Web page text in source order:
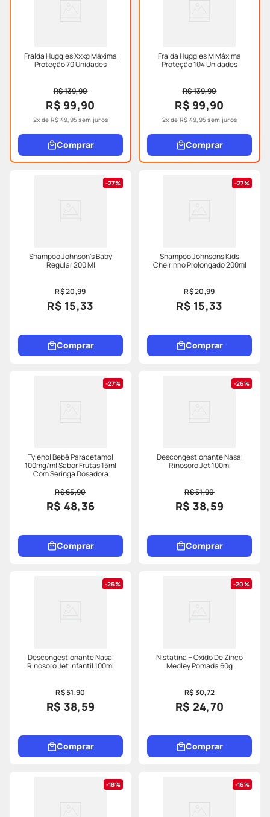
Fralda Huggies Xxxg Máxima
Proteção 70 Unidades
R$ 139,90
R$ 99,90
2x de R$ 49,95sem juros
Comprar
Fralda Huggies M Máxima
Proteção 104 Unidades
R$ 139,90
R$ 99,90
2x de R$ 49,95sem juros
Comprar
27%
Shampoo Johnson's Baby
Regular 200 Ml
R$ 20,99
R$ 15,33
Comprar
27%
Shampoo Johnsons Kids
Cheirinho Prolongado 200ml
R$ 20,99
R$ 15,33
Comprar
27%
Tylenol Bebê Paracetamol
100mg/ml Sabor Frutas 15ml
Com Seringa Dosadora
R$ 65,90
R$ 48,36
Comprar
26%
Descongestionante Nasal
Rinosoro Jet 100ml
R$ 51,90
R$ 38,59
Comprar
26%
Descongestionante Nasal
Rinosoro Jet Infantil 100ml
R$ 51,90
R$ 38,59
Comprar
20%
Nistatina + Óxido De Zinco
Medley Pomada 60g
R$ 30,72
R$ 24,70
Comprar
18% 16%